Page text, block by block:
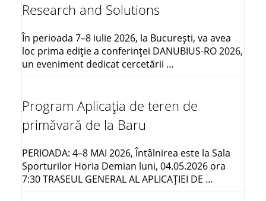
Research and Solutions
În perioada 7–8 iulie 2026, la București, va avea
loc prima ediție a conferinței DANUBIUS-RO 2026,
un eveniment dedicat cercetării …
Program Aplicația de teren de
primăvară de la Baru
PERIOADA: 4–8 MAI 2026, Întâlnirea este la Sala
Sporturilor Horia Demian luni, 04.05.2026 ora
7:30 TRASEUL GENERAL AL APLICAŢIEI DE …